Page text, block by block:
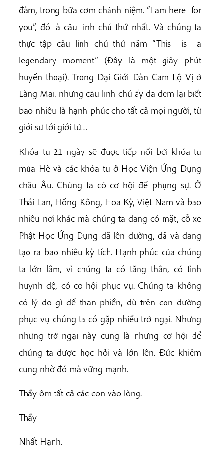
đàm, trong bữa cơm chánh niệm. “I am here for
you”, đó là câu linh chú thứ nhất. Và chúng ta
thực tập câu linh chú thứ năm “This is a
legendary moment” (Đây là một giây phút
huyền thoại). Trong Đại Giới Đàn Cam Lộ Vị ở
Làng Mai, những câu linh chú ấy đã đem lại biết
bao nhiêu là hạnh phúc cho tất cả mọi người, từ
giới sư tới giới tử…
Khóa tu 21 ngày sẽ được tiếp nối bởi khóa tu
mùa Hè và các khóa tu ở Học Viện Ứng Dụng
châu Âu. Chúng ta có cơ hội để phụng sự. Ở
Thái Lan, Hồng Kông, Hoa Kỳ, Việt Nam và bao
nhiêu nơi khác mà chúng ta đang có mặt, cỗ xe
Phật Học Ứng Dụng đã lên đường, đã và đang
tạo ra bao nhiêu kỳ tích. Hạnh phúc của chúng
ta lớn lắm, vì chúng ta có tăng thân, có tình
huynh đệ, có cơ hội phục vụ. Chúng ta không
có lý do gì để than phiền, dù trên con đường
phục vụ chúng ta có gặp nhiều trở ngại. Nhưng
những trở ngại này cũng là những cơ hội để
chúng ta được học hỏi và lớn lên. Đức khiêm
cung nhờ đó mà vững mạnh.
Thầy ôm tất cả các con vào lòng.
Thầy
Nhất Hạnh.